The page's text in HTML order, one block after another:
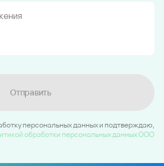
Отправить
персональных данных и подтверждаю,
обработки персональных данных ООО